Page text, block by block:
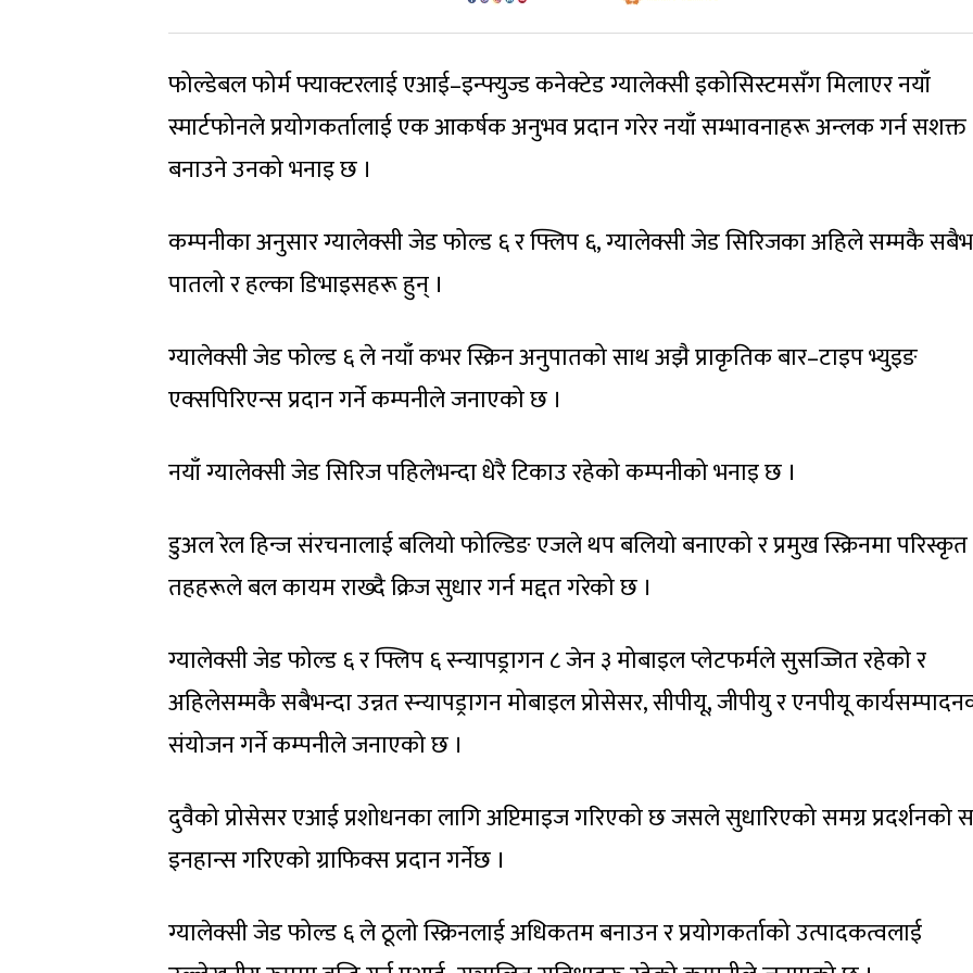
फोल्डेबल फोर्म फ्याक्टरलाई एआई–इन्फ्युज्ड कनेक्टेड ग्यालेक्सी इकोसिस्टमसँग मिलाएर नयाँ
स्मार्टफोनले प्रयोगकर्तालाई एक आकर्षक अनुभव प्रदान गरेर नयाँ सम्भावनाहरू अन्लक गर्न सशक्त
बनाउने उनको भनाइ छ ।
कम्पनीका अनुसार ग्यालेक्सी जेड फोल्ड ६ र फ्लिप ६, ग्यालेक्सी जेड सिरिजका अहिले सम्मकै
पातलो र हल्का डिभाइसहरू हुन् ।
ग्यालेक्सी जेड फोल्ड ६ ले नयाँ कभर स्क्रिन अनुपातको साथ अझै प्राकृतिक बार–टाइप भ्युइङ
एक्सपिरिएन्स प्रदान गर्ने कम्पनीले जनाएको छ ।
नयाँ ग्यालेक्सी जेड सिरिज पहिलेभन्दा धेरै टिकाउ रहेको कम्पनीको भनाइ छ ।
डुअल रेल हिन्ज संरचनालाई बलियो फोल्डिङ एजले थप बलियो बनाएको र प्रमुख स्क्रिनमा परिस्कृत
तहहरूले बल कायम राख्दै क्रिज सुधार गर्न मद्दत गरेको छ ।
ग्यालेक्सी जेड फोल्ड ६ र फ्लिप ६ स्न्यापड्रागन ८ जेन ३ मोबाइल प्लेटफर्मले सुसज्जित रहेको र
अहिलेसम्मकै सबैभन्दा उन्नत स्न्यापड्रागन मोबाइल प्रोसेसर, सीपीयू, जीपीयु र एनपीयू
संयोजन गर्ने कम्पनीले जनाएको छ ।
दुवैको प्रोसेसर एआई प्रशोधनका लागि अप्टिमाइज गरिएको छ जसले सुधारिएको समग्र प्रदर्शनको
इनहान्स गरिएको ग्राफिक्स प्रदान गर्नेछ ।
ग्यालेक्सी जेड फोल्ड ६ ले ठूलो स्क्रिनलाई अधिकतम बनाउन र प्रयोगकर्ताको उत्पादकत्वलाई